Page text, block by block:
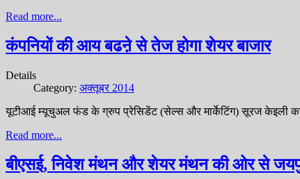
Read more...
कंपनियों की आय बढऩे से तेज होगा शेयर बाजार
Details
Category: अक्तूबर 2014
यूटीआई म्यूचुअल फंड के ग्रुप प्रेसिडेंट (सेल्स और मार्केटिंग) सूरज केइली का
Read more...
बीएसई, निवेश मंथन और शेयर मंथन की ओर से